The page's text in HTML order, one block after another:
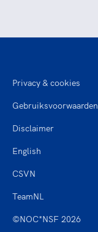
©NOC*NSF 2026
Privacy & cookies
Gebruiksvoorwaarden
Disclaimer
English
CSVN
TeamNL